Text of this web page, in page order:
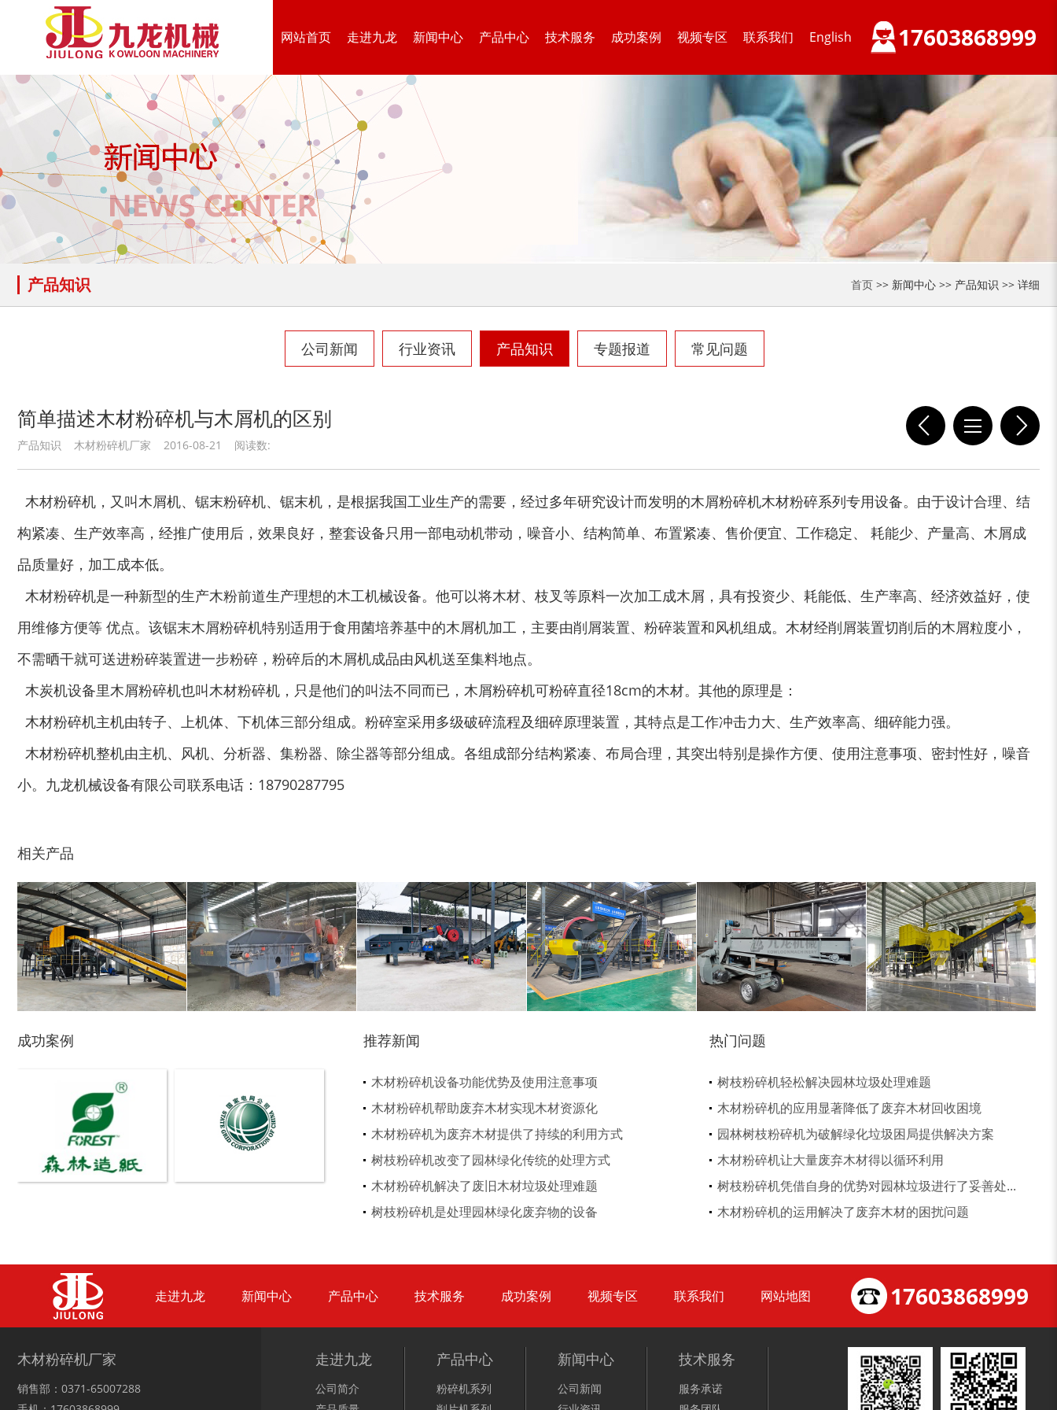
网站首页 走进九龙 新闻中心 产品中心 技术服务 成功案例 视频专区 联系我们 English 17603868999
产品知识 首页 >> 新闻中心 >> 产品知识 >> 详细
公司新闻 行业资讯 产品知识 专题报道 常见问题
简单描述木材粉碎机与木屑机的区别
产品知识 木材粉碎机厂家 2016-08-21 阅读数:
木材粉碎机，又叫木屑机、锯末粉碎机、锯末机，是根据我国工业生产的需要，经过多年研究设计而发明的木屑粉碎机木材粉碎系列专用设备。由于设计合理、结
构紧凑、生产效率高，经推广使用后，效果良好，整套设备只用一部电动机带动，噪音小、结构简单、布置紧凑、售价便宜、工作稳定、 耗能少、产量高、木屑成
品质量好，加工成本低。
木材粉碎机是一种新型的生产木粉前道生产理想的木工机械设备。他可以将木材、枝叉等原料一次加工成木屑，具有投资少、耗能低、生产率高、经济效益好，使
用维修方便等 优点。该锯末木屑粉碎机特别适用于食用菌培养基中的木屑机加工，主要由削屑装置、粉碎装置和风机组成。木材经削屑装置切削后的木屑粒度小，
不需晒干就可送进粉碎装置进一步粉碎，粉碎后的木屑机成品由风机送至集料地点。
木炭机设备里木屑粉碎机也叫木材粉碎机，只是他们的叫法不同而已，木屑粉碎机可粉碎直径18cm的木材。其他的原理是：
木材粉碎机主机由转子、上机体、下机体三部分组成。粉碎室采用多级破碎流程及细碎原理装置，其特点是工作冲击力大、生产效率高、细碎能力强。
木材粉碎机整机由主机、风机、分析器、集粉器、除尘器等部分组成。各组成部分结构紧凑、布局合理，其突出特别是操作方便、使用注意事项、密封性好，噪音
小。九龙机械设备有限公司联系电话：18790287795
相关产品
木材切片机 大型木材粉碎机 圆盘破碎机 综合破碎机 大型稻草捆撕碎机... 金属撕碎机
大型秸秆粉碎机 废旧轮胎胶粉设备... 锯末粉碎机 大件垃圾处理设备...
树枝粉碎机 稻草破碎机 切枝机 玉米秸秆粉碎机
成功案例 推荐新闻
木材粉碎机设备功能优势及使用注意事项
木材粉碎机帮助废弃木材实现木材资源化
木材粉碎机为废弃木材提供了持续的利用方式
树枝粉碎机改变了园林绿化传统的处理方式
木材粉碎机解决了废旧木材垃圾处理难题
树枝粉碎机是处理园林绿化废弃物的设备
热门问题
树枝粉碎机轻松解决园林垃圾处理难题
木材粉碎机的应用显著降低了废弃木材回收困境
园林树枝粉碎机为破解绿化垃圾困局提供解决方案
木材粉碎机让大量废弃木材得以循环利用
树枝粉碎机凭借自身的优势对园林垃圾进行了妥善处...
木材粉碎机的运用解决了废弃木材的困扰问题
走进九龙 新闻中心 产品中心 技术服务 成功案例 视频专区 联系我们 网站地图 17603868999
木材粉碎机厂家
销售部：0371-65007288
走进九龙
公司简介
产品中心
粉碎机系列
新闻中心
公司新闻
技术服务
服务承诺